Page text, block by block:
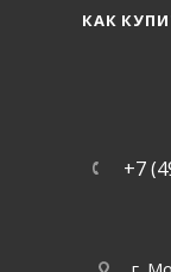
КАК
+7